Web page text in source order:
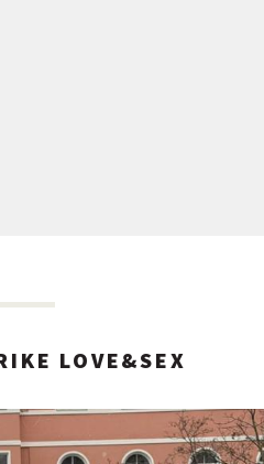
LOVE&SEX